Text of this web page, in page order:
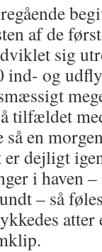
af de
sig
ind- og
tilfældet
en
dejligt
i haven –
– så
atter